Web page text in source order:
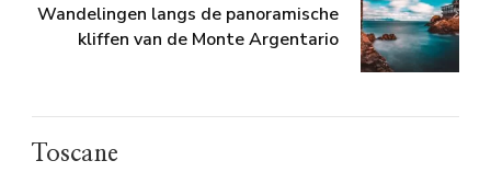
Wandelingen langs de panoramische
kliffen van de Monte Argentario
Toscane